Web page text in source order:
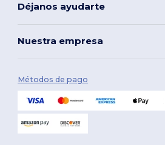
Déjanos ayudarte
Nuestra empresa
Métodos de pago